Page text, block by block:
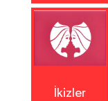
İkizler